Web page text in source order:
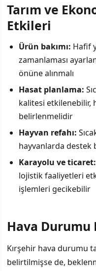
Tarım ve
Etkileri
Ürün bakımı: Hafif
zamanlaması
önüne alınmalı
Hasat planlama:
kalitesi etkilenebilir,
belirlenmelidir
Hayvan refahı:
hayvanlarda
Karayolu ve ticaret:
lojistik faaliyetleri
işlemleri gecikebilir
Hava
Kırşehir hava durumu
belirtilmişse de,